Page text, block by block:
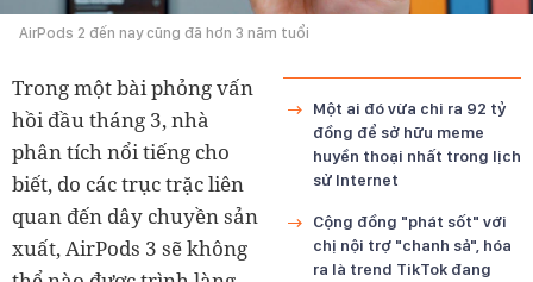
AirPods 2 đến nay cũng đã hơn 3 năm tuổi
Một ai đó vừa chi ra 92 tỷ
đồng để sở hữu meme
huyền thoại nhất trong lịch
sử Internet
Cộng đồng "phát sốt" với
chị nội trợ "chanh sả", hóa
ra là trend TikTok đang
Trong một bài phỏng vấn
hồi đầu tháng 3, nhà
phân tích nổi tiếng cho
biết, do các trục trặc liên
quan đến dây chuyền sản
xuất, AirPods 3 sẽ không